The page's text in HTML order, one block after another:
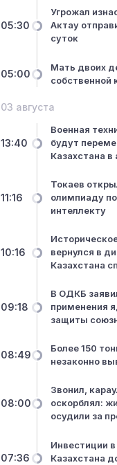
05:30
Угрожал
Актау
суток
05:00
Мать двоих
собственной
03 августа
13:40
Военная
будут
Казахстана в
11:16
Токаев
олимпиаду
интеллекту
10:16
вернулся в
Казахстана
09:18
В ОДКБ
применения
защиты
08:49
Более 150
незаконно
08:00
Звонил,
оскорблял:
осудили за
07:36
Инвестиции
Казахстана